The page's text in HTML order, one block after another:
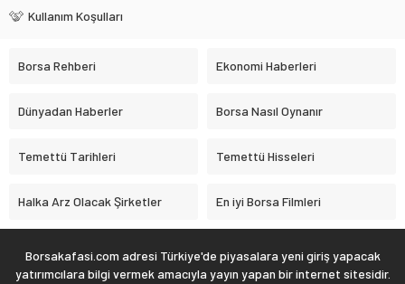
Kullanım Koşulları
Borsa Rehberi Ekonomi Haberleri
Dünyadan Haberler Borsa Nasıl Oynanır
Temettü Tarihleri Temettü Hisseleri
Halka Arz Olacak Şirketler En iyi Borsa Filmleri
Borsakafasi.com adresi Türkiye'de piyasalara yeni giriş yapacak
yatırımcılara bilgi vermek amacıyla yayın yapan bir internet sitesidir.